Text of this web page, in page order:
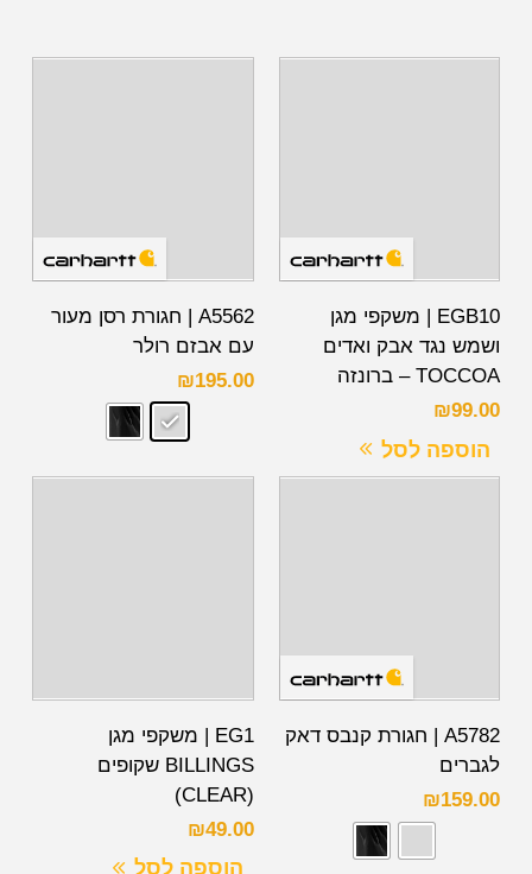
EGB10 | משקפי מגן
ושמש נגד אבק ואדים
TOCCOA – ברונזה
₪99.00
הוספה לסל
A5562 | חגורת רסן מעור
עם אבזם רולר
₪195.00
A5782 | חגורת קנבס דאק
לגברים
₪159.00
EG1 | משקפי מגן
BILLINGS שקופים
(CLEAR)
₪49.00
הוספה לסל